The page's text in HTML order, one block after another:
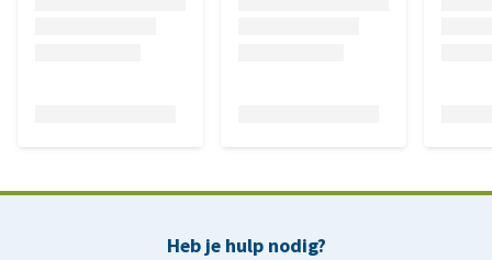
Heb je hulp nodig?